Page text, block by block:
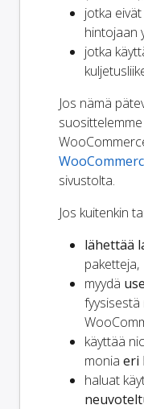
jotka
hintojaan
jotka
Jos nämä
sivustolta.
Jos kuitenkin
lähettää
paketteja,
myydä
fyysisestä
käyttää
monia eri
haluat